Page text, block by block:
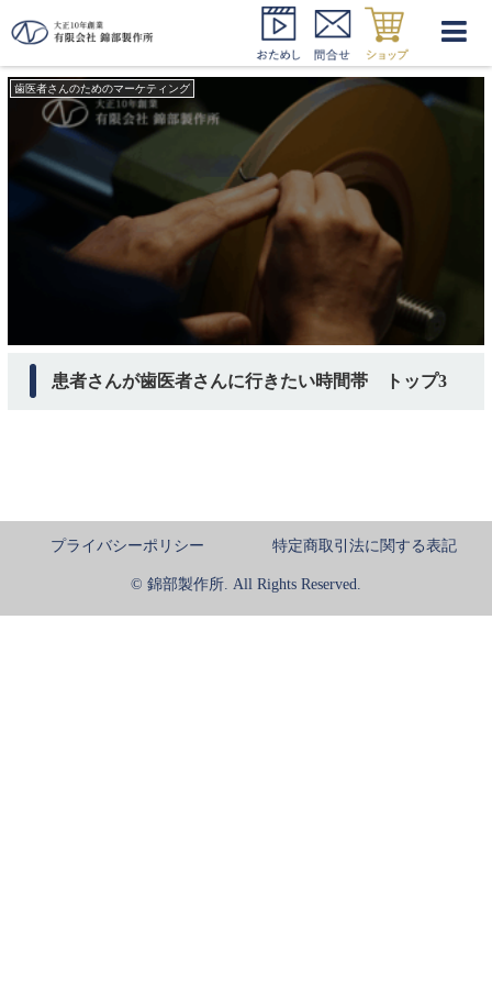
集客 ポイント
歯医者さんのためのマーケティング
患者さんが歯医者さんに行きたい時間帯 トップ3
プライバシーポリシー 特定商取引法に関する表記
© 錦部製作所. All Rights Reserved.